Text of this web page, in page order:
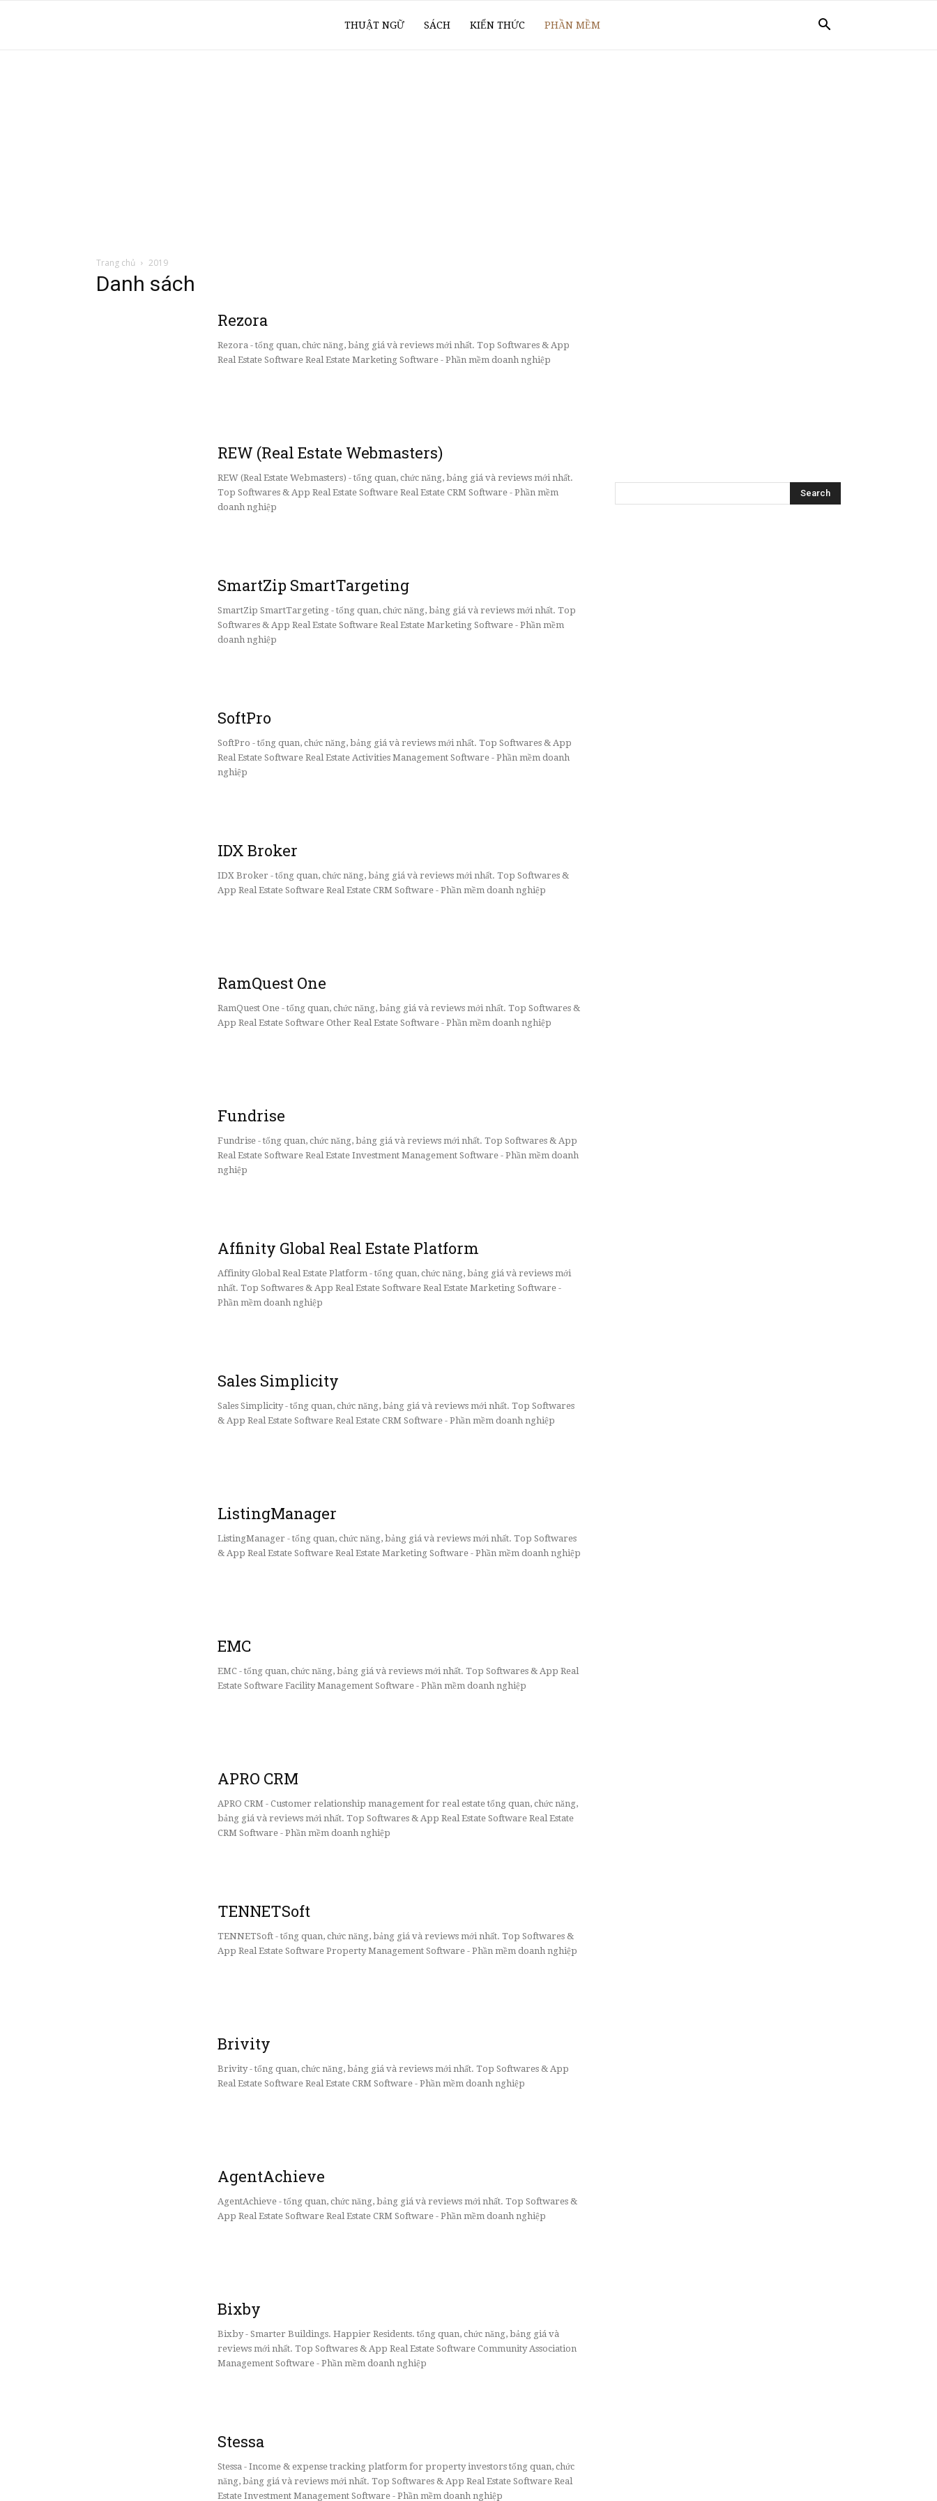
THUẬT NGỮ SÁCH KIẾN THỨC PHẦN MỀM
Trang chủ 2019
Danh sách
Rezora
Rezora - tổng quan, chức năng, bảng giá và reviews mới nhất. Top Softwares & App
Real Estate Software Real Estate Marketing Software - Phần mềm doanh nghiệp
REW (Real Estate Webmasters)
REW (Real Estate Webmasters) - tổng quan, chức năng, bảng giá và reviews mới nhất.
Top Softwares & App Real Estate Software Real Estate CRM Software - Phần mềm
doanh nghiệp
SmartZip SmartTargeting
SmartZip SmartTargeting - tổng quan, chức năng, bảng giá và reviews mới nhất. Top
Softwares & App Real Estate Software Real Estate Marketing Software - Phần mềm
doanh nghiệp
SoftPro
SoftPro - tổng quan, chức năng, bảng giá và reviews mới nhất. Top Softwares & App
Real Estate Software Real Estate Activities Management Software - Phần mềm doanh
nghiệp
IDX Broker
IDX Broker - tổng quan, chức năng, bảng giá và reviews mới nhất. Top Softwares &
App Real Estate Software Real Estate CRM Software - Phần mềm doanh nghiệp
RamQuest One
RamQuest One - tổng quan, chức năng, bảng giá và reviews mới nhất. Top Softwares &
App Real Estate Software Other Real Estate Software - Phần mềm doanh nghiệp
Fundrise
Fundrise - tổng quan, chức năng, bảng giá và reviews mới nhất. Top Softwares & App
Real Estate Software Real Estate Investment Management Software - Phần mềm doanh
nghiệp
Affinity Global Real Estate Platform
Affinity Global Real Estate Platform - tổng quan, chức năng, bảng giá và reviews mới
nhất. Top Softwares & App Real Estate Software Real Estate Marketing Software -
Phần mềm doanh nghiệp
Sales Simplicity
Sales Simplicity - tổng quan, chức năng, bảng giá và reviews mới nhất. Top Softwares
& App Real Estate Software Real Estate CRM Software - Phần mềm doanh nghiệp
ListingManager
ListingManager - tổng quan, chức năng, bảng giá và reviews mới nhất. Top Softwares
& App Real Estate Software Real Estate Marketing Software - Phần mềm doanh nghiệp
EMC
EMC - tổng quan, chức năng, bảng giá và reviews mới nhất. Top Softwares & App Real
Estate Software Facility Management Software - Phần mềm doanh nghiệp
APRO CRM
APRO CRM - Customer relationship management for real estate tổng quan, chức năng,
bảng giá và reviews mới nhất. Top Softwares & App Real Estate Software Real Estate
CRM Software - Phần mềm doanh nghiệp
TENNETSoft
TENNETSoft - tổng quan, chức năng, bảng giá và reviews mới nhất. Top Softwares &
App Real Estate Software Property Management Software - Phần mềm doanh nghiệp
Brivity
Brivity - tổng quan, chức năng, bảng giá và reviews mới nhất. Top Softwares & App
Real Estate Software Real Estate CRM Software - Phần mềm doanh nghiệp
AgentAchieve
AgentAchieve - tổng quan, chức năng, bảng giá và reviews mới nhất. Top Softwares &
App Real Estate Software Real Estate CRM Software - Phần mềm doanh nghiệp
Bixby
Bixby - Smarter Buildings. Happier Residents. tổng quan, chức năng, bảng giá và
reviews mới nhất. Top Softwares & App Real Estate Software Community Association
Management Software - Phần mềm doanh nghiệp
Stessa
Stessa - Income & expense tracking platform for property investors tổng quan, chức
năng, bảng giá và reviews mới nhất. Top Softwares & App Real Estate Software Real
Estate Investment Management Software - Phần mềm doanh nghiệp